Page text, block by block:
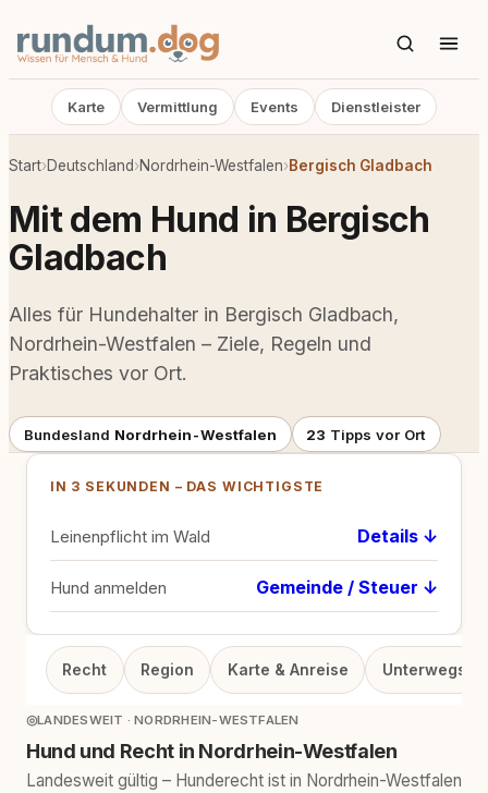
Karte Vermittlung Events Dienstleister
Start›Deutschland›Nordrhein-Westfalen›Bergisch Gladbach
Mit dem Hund in Bergisch
Gladbach
Alles für Hundehalter in Bergisch Gladbach,
Nordrhein-Westfalen – Ziele, Regeln und
Praktisches vor Ort.
Bundesland Nordrhein-Westfalen 23 Tipps vor Ort
IN 3 SEKUNDEN – DAS WICHTIGSTE
Leinenpflicht im Wald Details ↓
Hund anmelden Gemeinde / Steuer ↓
Recht Region Karte & Anreise Unterwegs
◎LANDESWEIT · NORDRHEIN-WESTFALEN
Hund und Recht in Nordrhein-Westfalen
Landesweit gültig – Hunderecht ist in Nordrhein-Westfalen